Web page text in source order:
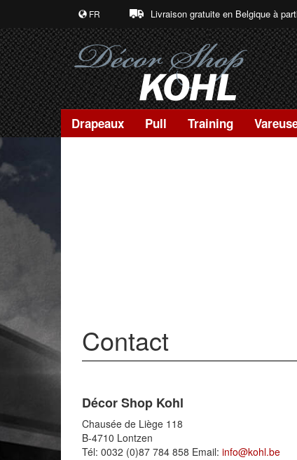
FR Livraison gratuite en Belgique à
Drapeaux Pull Training
Contact
Décor Shop Kohl
Chausée de Liège 118
B-4710 Lontzen
Tél: 0032 (0)87 784 858 Email: info@kohl.be